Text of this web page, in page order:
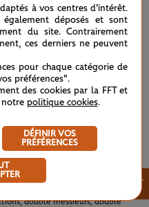
8
7 4 1
6 6
2026. Tous les tableaux et
double messieurs, double
à vos centres d'intérêt.
déposés et sont
du site. Contrairement
ces derniers ne peuvent
pour chaque catégorie de
préférences".
des cookies par la FFT et
notre politique cookies.
DÉFINIR VOS
PRÉFÉRENCES